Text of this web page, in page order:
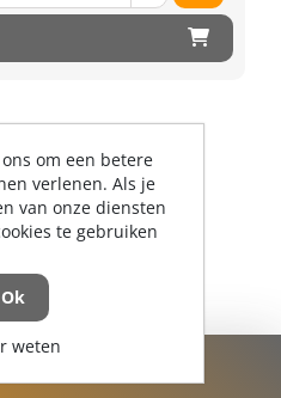
om een betere
verlenen. Als je
van onze diensten
te gebruiken
Ok
weten